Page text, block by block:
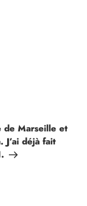
de Marseille et
déjà fait